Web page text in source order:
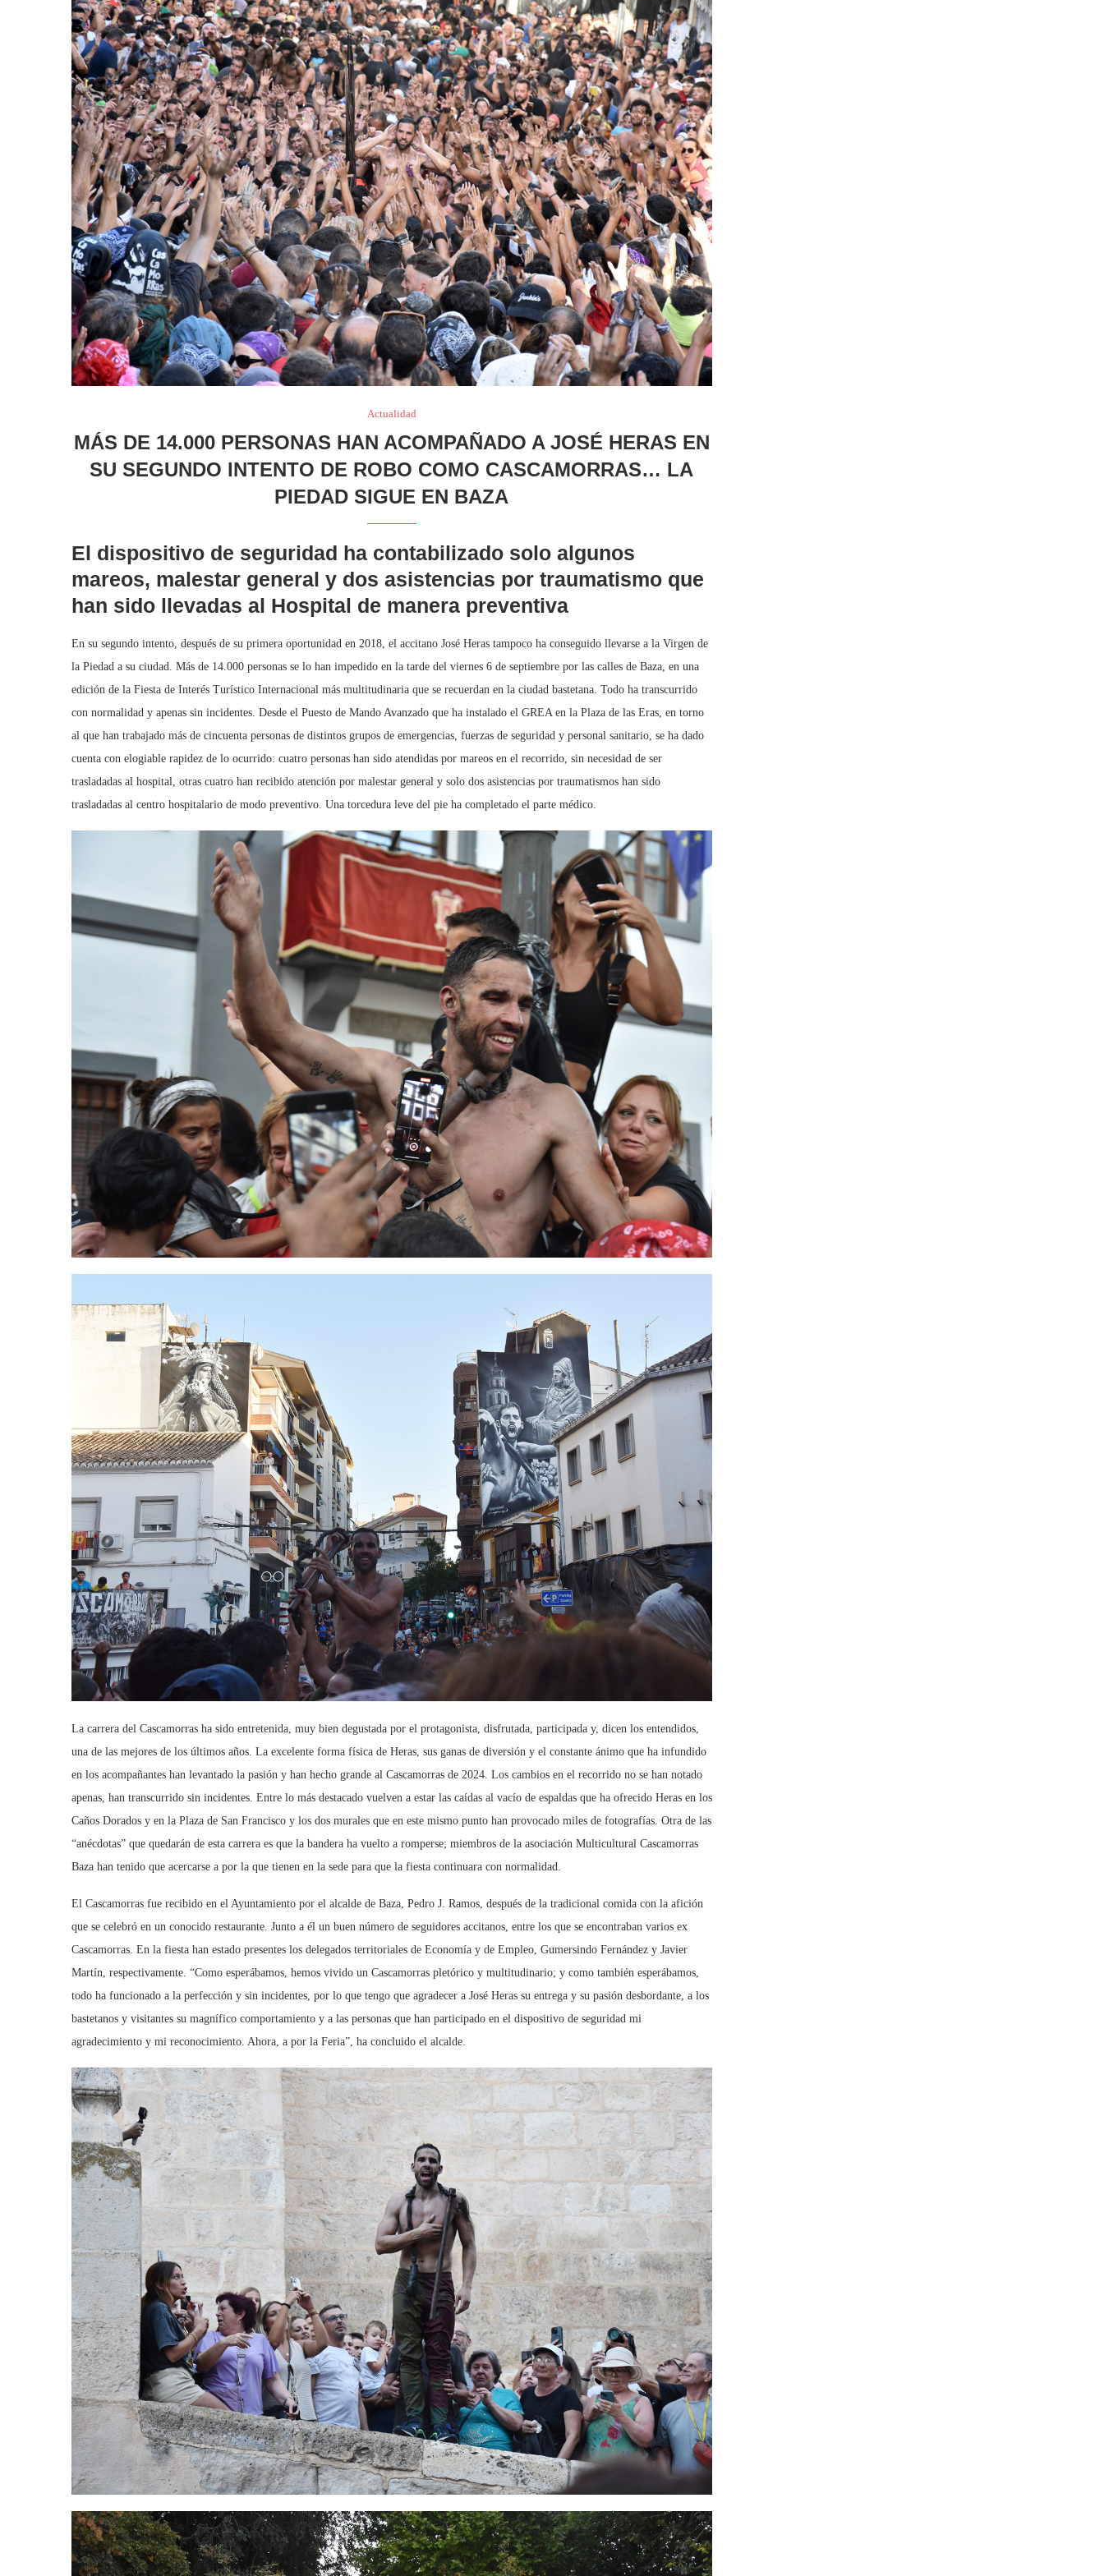
Actualidad
MÁS DE 14.000 PERSONAS HAN ACOMPAÑADO A JOSÉ HERAS EN
SU SEGUNDO INTENTO DE ROBO COMO CASCAMORRAS… LA
PIEDAD SIGUE EN BAZA
El dispositivo de seguridad ha contabilizado solo algunos
mareos, malestar general y dos asistencias por traumatismo que
han sido llevadas al Hospital de manera preventiva
En su segundo intento, después de su primera oportunidad en 2018, el accitano José Heras tampoco ha conseguido llevarse a la Virgen de
la Piedad a su ciudad. Más de 14.000 personas se lo han impedido en la tarde del viernes 6 de septiembre por las calles de Baza, en una
edición de la Fiesta de Interés Turístico Internacional más multitudinaria que se recuerdan en la ciudad bastetana. Todo ha transcurrido
con normalidad y apenas sin incidentes. Desde el Puesto de Mando Avanzado que ha instalado el GREA en la Plaza de las Eras, en torno
al que han trabajado más de cincuenta personas de distintos grupos de emergencias, fuerzas de seguridad y personal sanitario, se ha dado
cuenta con elogiable rapidez de lo ocurrido: cuatro personas han sido atendidas por mareos en el recorrido, sin necesidad de ser
trasladadas al hospital, otras cuatro han recibido atención por malestar general y solo dos asistencias por traumatismos han sido
trasladadas al centro hospitalario de modo preventivo. Una torcedura leve del pie ha completado el parte médico.
La carrera del Cascamorras ha sido entretenida, muy bien degustada por el protagonista, disfrutada, participada y, dicen los entendidos,
una de las mejores de los últimos años. La excelente forma física de Heras, sus ganas de diversión y el constante ánimo que ha infundido
en los acompañantes han levantado la pasión y han hecho grande al Cascamorras de 2024. Los cambios en el recorrido no se han notado
apenas, han transcurrido sin incidentes. Entre lo más destacado vuelven a estar las caídas al vacío de espaldas que ha ofrecido Heras en los
Caños Dorados y en la Plaza de San Francisco y los dos murales que en este mismo punto han provocado miles de fotografías. Otra de las
“anécdotas” que quedarán de esta carrera es que la bandera ha vuelto a romperse; miembros de la asociación Multicultural Cascamorras
Baza han tenido que acercarse a por la que tienen en la sede para que la fiesta continuara con normalidad.
El Cascamorras fue recibido en el Ayuntamiento por el alcalde de Baza, Pedro J. Ramos, después de la tradicional comida con la afición
que se celebró en un conocido restaurante. Junto a él un buen número de seguidores accitanos, entre los que se encontraban varios ex
Cascamorras. En la fiesta han estado presentes los delegados territoriales de Economía y de Empleo, Gumersindo Fernández y Javier
Martín, respectivamente. “Como esperábamos, hemos vivido un Cascamorras pletórico y multitudinario; y como también esperábamos,
todo ha funcionado a la perfección y sin incidentes, por lo que tengo que agradecer a José Heras su entrega y su pasión desbordante, a los
bastetanos y visitantes su magnífico comportamiento y a las personas que han participado en el dispositivo de seguridad mi
agradecimiento y mi reconocimiento. Ahora, a por la Feria”, ha concluido el alcalde.